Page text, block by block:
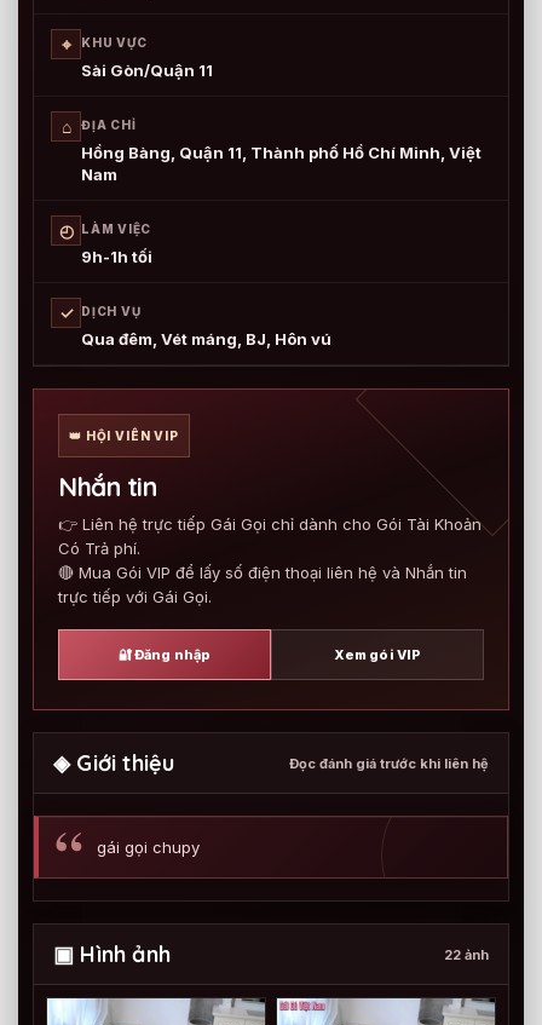
⌖ KHU VỰC
Sài Gòn/Quận 11
⌂ ĐỊA CHỈ
Hồng Bàng, Quận 11, Thành phố Hồ Chí Minh, Việt
Nam
◴ LÀM VIỆC
9h-1h tối
✓ DỊCH VỤ
Qua đêm, Vét máng, BJ, Hôn vú
👑 HỘI VIÊN VIP
Nhắn tin
👉 Liên hệ trực tiếp Gái Gọi chỉ dành cho Gói Tài Khoản
Có Trả phí.
🔴 Mua Gói VIP để lấy số điện thoại liên hệ và Nhắn tin
trực tiếp với Gái Gọi.
🔐 Đăng nhập Xem gói VIP
◈ Giới thiệu Đọc đánh giá trước khi liên hệ
gái gọi chupy
▣ Hình ảnh 22 ảnh